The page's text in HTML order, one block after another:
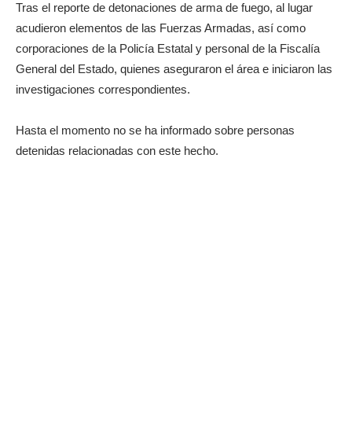
Tras el reporte de detonaciones de arma de fuego, al lugar
acudieron elementos de las Fuerzas Armadas, así como
corporaciones de la Policía Estatal y personal de la Fiscalía
General del Estado, quienes aseguraron el área e iniciaron las
investigaciones correspondientes.
Hasta el momento no se ha informado sobre personas
detenidas relacionadas con este hecho.